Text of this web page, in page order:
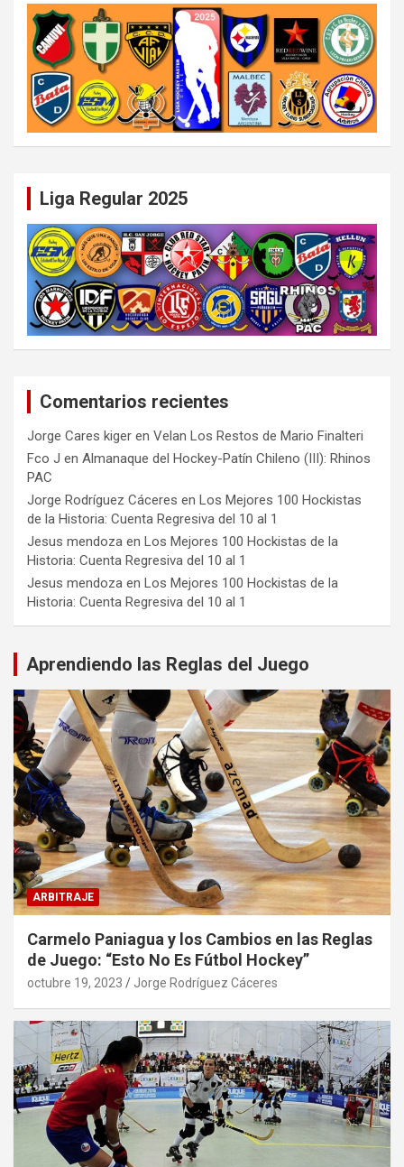
Liga Regular 2025
Comentarios recientes
Jorge Cares kiger en Velan Los Restos de Mario Finalteri
Fco J en Almanaque del Hockey-Patín Chileno (III): Rhinos
PAC
Jorge Rodríguez Cáceres en Los Mejores 100 Hockistas
de la Historia: Cuenta Regresiva del 10 al 1
Jesus mendoza en Los Mejores 100 Hockistas de la
Historia: Cuenta Regresiva del 10 al 1
Jesus mendoza en Los Mejores 100 Hockistas de la
Historia: Cuenta Regresiva del 10 al 1
Aprendiendo las Reglas del Juego
ARBITRAJE
Carmelo Paniagua y los Cambios en las Reglas
de Juego: “Esto No Es Fútbol Hockey”
octubre 19, 2023 Jorge Rodríguez Cáceres